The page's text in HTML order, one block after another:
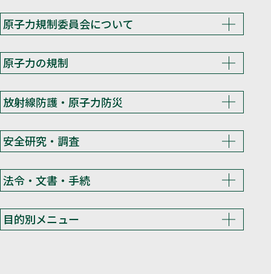
原子力規制委員会について
原子力の規制
放射線防護・原子力防災
安全研究・調査
法令・文書・手続
目的別メニュー